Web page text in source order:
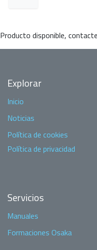
Producto disponible,
Explorar
Inicio
Noticias
Política de cookies
Política de privacidad
Servicios
Manuales
Formaciones Osaka